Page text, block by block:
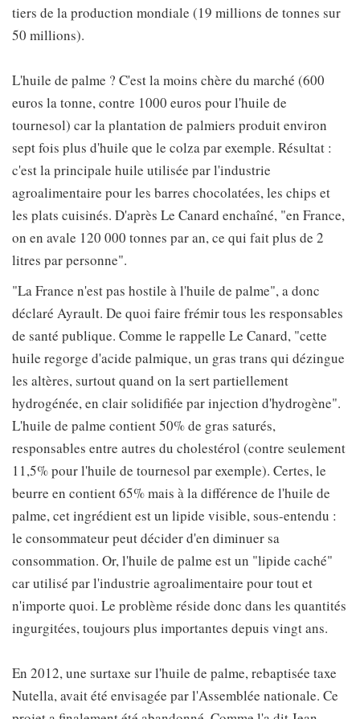
tiers de la production mondiale (19 millions de tonnes sur
50 millions).
L'huile de palme ? C'est la moins chère du marché (600
euros la tonne, contre 1000 euros pour l'huile de
tournesol) car la plantation de palmiers produit environ
sept fois plus d'huile que le colza par exemple. Résultat :
c'est la principale huile utilisée par l'industrie
agroalimentaire pour les barres chocolatées, les chips et
les plats cuisinés. D'après Le Canard enchaîné, "en France,
on en avale 120 000 tonnes par an, ce qui fait plus de 2
litres par personne".
"La France n'est pas hostile à l'huile de palme", a donc
déclaré Ayrault. De quoi faire frémir tous les responsables
de santé publique. Comme le rappelle Le Canard, "cette
huile regorge d'acide palmique, un gras trans qui dézingue
les altères, surtout quand on la sert partiellement
hydrogénée, en clair solidifiée par injection d'hydrogène".
L'huile de palme contient 50% de gras saturés,
responsables entre autres du cholestérol (contre seulement
11,5% pour l'huile de tournesol par exemple). Certes, le
beurre en contient 65% mais à la différence de l'huile de
palme, cet ingrédient est un lipide visible, sous-entendu :
le consommateur peut décider d'en diminuer sa
consommation. Or, l'huile de palme est un "lipide caché"
car utilisé par l'industrie agroalimentaire pour tout et
n'importe quoi. Le problème réside donc dans les quantités
ingurgitées, toujours plus importantes depuis vingt ans.
En 2012, une surtaxe sur l'huile de palme, rebaptisée taxe
Nutella, avait été envisagée par l'Assemblée nationale. Ce